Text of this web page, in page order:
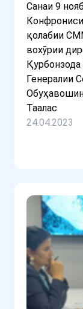
Санаи 9
қолабии
вохӯрии
Генералии
Таалас
24.04.2023